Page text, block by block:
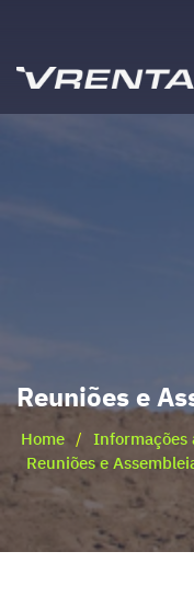
Reuniões e
Home / Informações
Reuniões e